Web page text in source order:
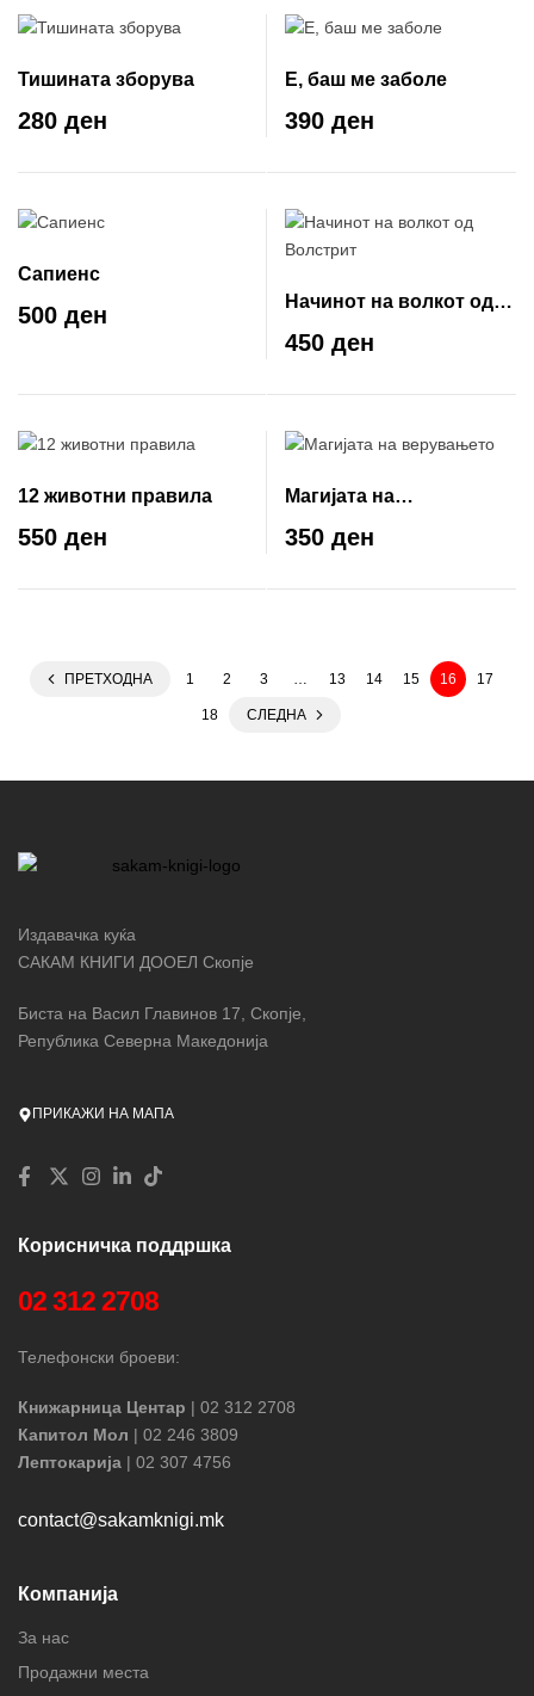
Тишината зборува
280 ден
Е, баш ме заболе
390 ден
Сапиенс
500 ден
Начинот на волкот од
Волстрит
450 ден
12 животни правила
550 ден
Магијата на
верувањето
350 ден
ПРЕТХОДНА 1 2 3 … 13 14 15 16 17
18 СЛЕДНА
Издавачка куќа
САКАМ КНИГИ ДООЕЛ Скопје
Биста на Васил Главинов 17, Скопје,
Република Северна Македонија
ПРИКАЖИ НА МАПА
Корисничка поддршка
02 312 2708
Телефонски броеви:
Книжарница Центар | 02 312 2708
Капитол Мол | 02 246 3809
Лептокарија | 02 307 4756
contact@sakamknigi.mk
Компанија
За нас
Продажни места